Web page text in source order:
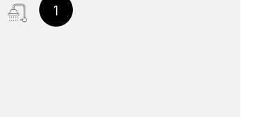
1